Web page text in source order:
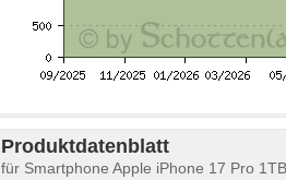
Produktdatenblatt
für Smartphone Apple iPhone 17 Pro